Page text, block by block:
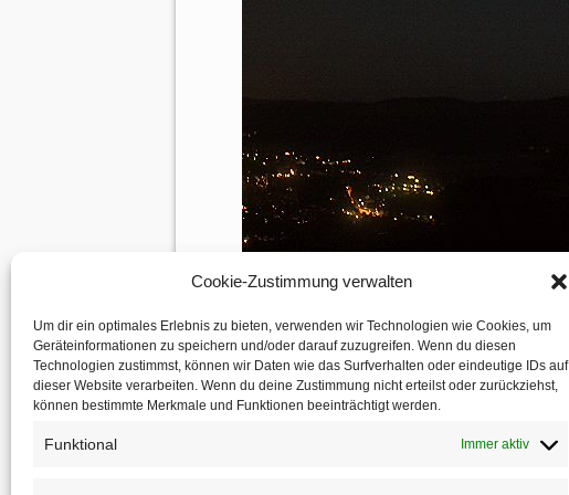
Cookie-Zustimmung verwalten
Um dir ein optimales Erlebnis zu bieten, verwenden wir Technologien wie Cookies, um
Geräteinformationen zu speichern und/oder darauf zuzugreifen. Wenn du diesen
Technologien zustimmst, können wir Daten wie das Surfverhalten oder eindeutige IDs auf
dieser Website verarbeiten. Wenn du deine Zustimmung nicht erteilst oder zurückziehst,
können bestimmte Merkmale und Funktionen beeinträchtigt werden.
Funktional Immer aktiv